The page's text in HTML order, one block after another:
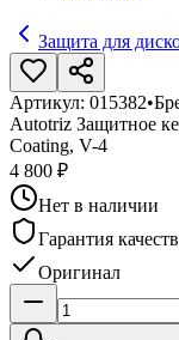
Защита для
Артикул: 015382•
Autotriz Защитное
Coating, V-4
4 800 ₽
Нет в наличии
Гарантия
Оригинал